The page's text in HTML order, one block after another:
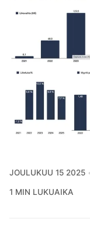
JOULUKUU 15 2025
1 MIN LUKUAIKA